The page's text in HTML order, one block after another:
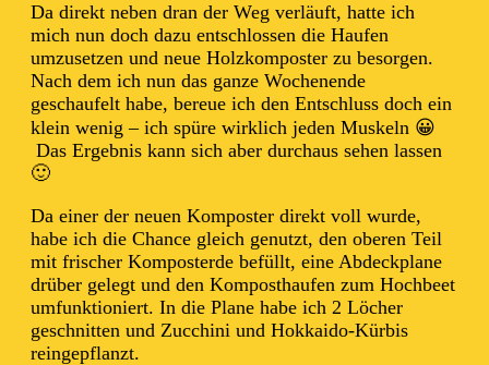
Da direkt neben dran der Weg verläuft, hatte ich
mich nun doch dazu entschlossen die Haufen
umzusetzen und neue Holzkomposter zu besorgen.
Nach dem ich nun das ganze Wochenende
geschaufelt habe, bereue ich den Entschluss doch ein
klein wenig – ich spüre wirklich jeden Muskeln 😀
Das Ergebnis kann sich aber durchaus sehen lassen
🙂
Da einer der neuen Komposter direkt voll wurde,
habe ich die Chance gleich genutzt, den oberen Teil
mit frischer Komposterde befüllt, eine Abdeckplane
drüber gelegt und den Komposthaufen zum Hochbeet
umfunktioniert. In die Plane habe ich 2 Löcher
geschnitten und Zucchini und Hokkaido-Kürbis
reingepflanzt.